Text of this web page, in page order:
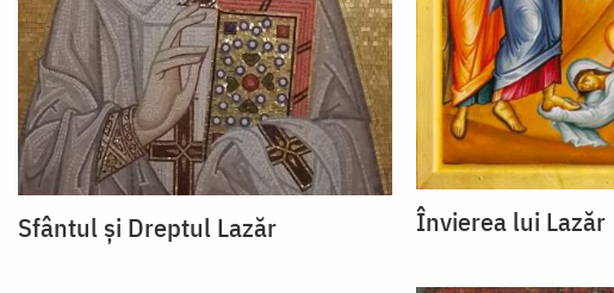
Sfântul și Dreptul Lazăr Învierea lui Lazăr